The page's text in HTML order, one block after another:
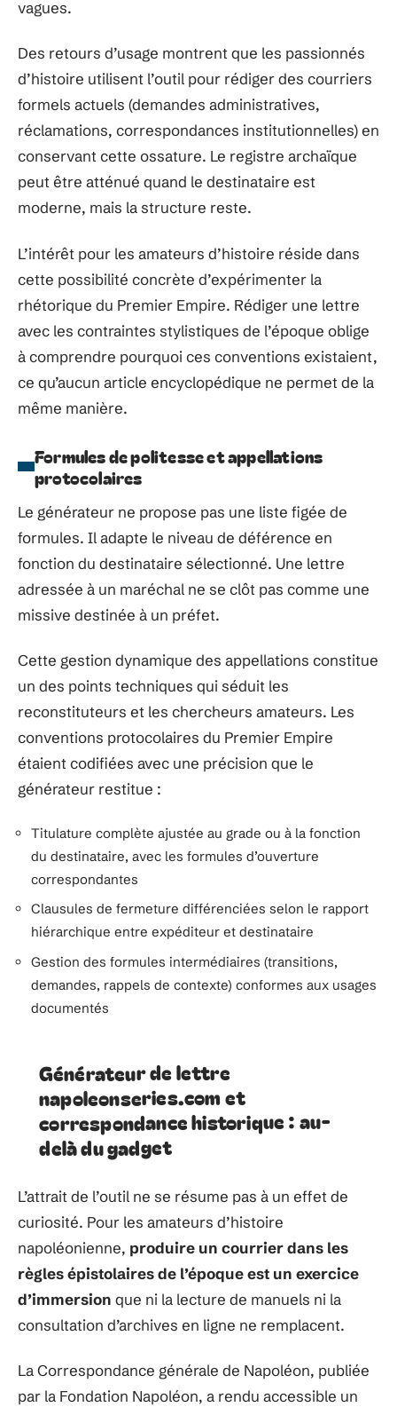
vagues.
Des retours d’usage montrent que les passionnés
d’histoire utilisent l’outil pour rédiger des courriers
formels actuels (demandes administratives,
réclamations, correspondances institutionnelles) en
conservant cette ossature. Le registre archaïque
peut être atténué quand le destinataire est
moderne, mais la structure reste.
L’intérêt pour les amateurs d’histoire réside dans
cette possibilité concrète d’expérimenter la
rhétorique du Premier Empire. Rédiger une lettre
avec les contraintes stylistiques de l’époque oblige
à comprendre pourquoi ces conventions existaient,
ce qu’aucun article encyclopédique ne permet de la
même manière.
Formules de politesse et appellations
protocolaires
Le générateur ne propose pas une liste figée de
formules. Il adapte le niveau de déférence en
fonction du destinataire sélectionné. Une lettre
adressée à un maréchal ne se clôt pas comme une
missive destinée à un préfet.
Cette gestion dynamique des appellations constitue
un des points techniques qui séduit les
reconstituteurs et les chercheurs amateurs. Les
conventions protocolaires du Premier Empire
étaient codifiées avec une précision que le
générateur restitue :
Titulature complète ajustée au grade ou à la fonction
du destinataire, avec les formules d’ouverture
correspondantes
Clausules de fermeture différenciées selon le rapport
hiérarchique entre expéditeur et destinataire
Gestion des formules intermédiaires (transitions,
demandes, rappels de contexte) conformes aux usages
documentés
Générateur de lettre
napoleonseries.com et
correspondance historique : au-
delà du gadget
L’attrait de l’outil ne se résume pas à un effet de
curiosité. Pour les amateurs d’histoire
napoléonienne, produire un courrier dans les
règles épistolaires de l’époque est un exercice
d’immersion que ni la lecture de manuels ni la
consultation d’archives en ligne ne remplacent.
La Correspondance générale de Napoléon, publiée
par la Fondation Napoléon, a rendu accessible un